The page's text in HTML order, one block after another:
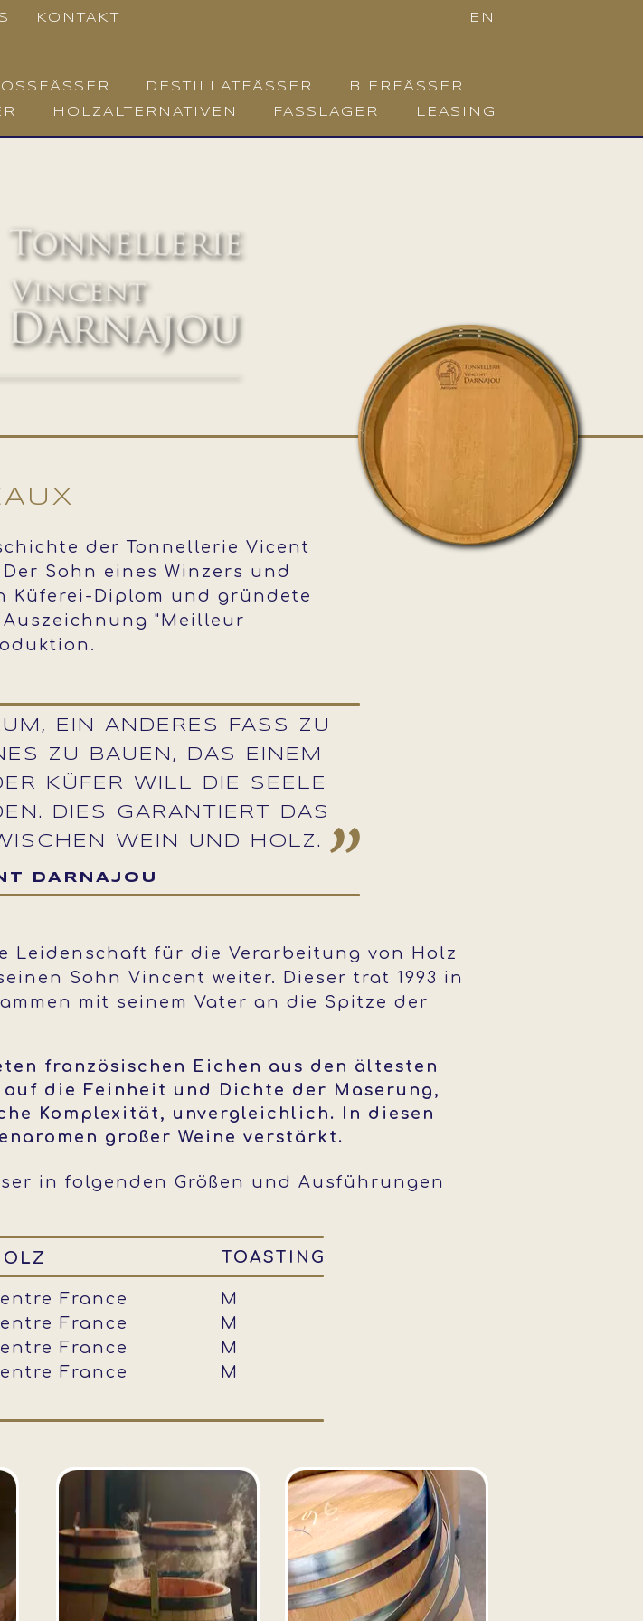
der Tonnellerie Vicent
Sohn eines Winzers und
Küferei-Diplom und gründete
"Meilleur
EIN ANDERES FASS ZU
ZU BAUEN, DAS EINEM
KÜFER WILL DIE SEELE
DIES GARANTIERT DAS
WEIN UND HOLZ.
DARNAJOU
Leidenschaft für die Verarbeitung von Holz
Sohn Vincent weiter. Dieser trat 1993 in
mit seinem Vater an die Spitze der
französischen Eichen aus den ältesten
die Feinheit und Dichte der Maserung,
Komplexität, unvergleichlich. In diesen
großer Weine verstärkt.
in folgenden Größen und Ausführungen
TOASTING
France
France
France
France
M
M
M
M
KONTAKT
LEASING
FASSLAGER
HOLZALTERNATIVEN
BIERFÄSSER
DESTILLATFÄSSER
EN